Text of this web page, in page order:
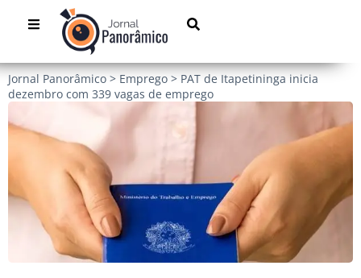
Jornal Panorâmico > Emprego > PAT de Itapetininga inicia
dezembro com 339 vagas de emprego